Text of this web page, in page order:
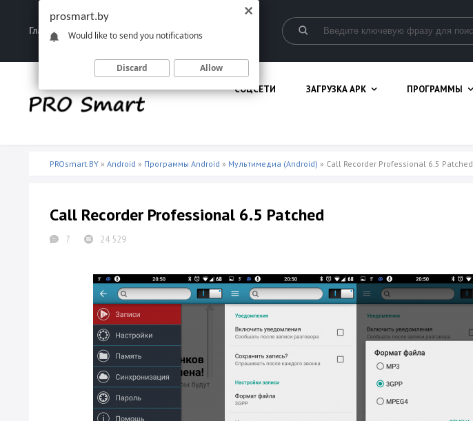
Главная Запрещенные материалы
СОЦСЕТИ ЗАГРУЗКА APK ПРОГРАММЫ
PROsmart.BY » Android » Программы Android » Мультимедиа (Android) » Call Recorder Professional 6.5 Patched
Call Recorder Professional 6.5 Patched
7 24 529
prosmart.by
Would like to send you notifications
Discard Allow